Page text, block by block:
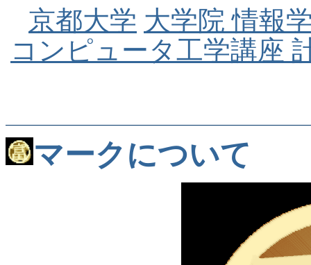
京都大学 大学院 情報
コンピュータ工学講座
マークについて